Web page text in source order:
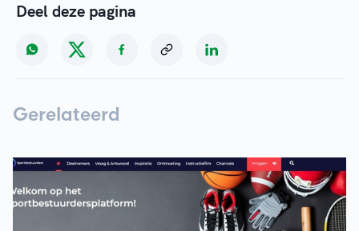
Deel deze pagina
Gerelateerd